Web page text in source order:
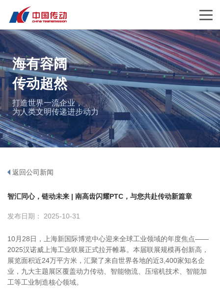
海有容阔
传动超然
打造世界一流企业，
为人类文明传递进步动力
返回公司新闻
智汇同心，链动未来 | 南高齿闪耀PTC，与您共赴传动新篇章
发布日期： 2025-10-31
10月28日，上海新国际博览中心迎来全球工业领域的年度焦点——
2025汉诺威上海工业联展正式拉开帷幕。本届联展规模再创新高，
展览面积近24万平方米，汇聚了来自世界各地的近3,400家知名企
业，九大主题展区覆盖动力传动、智能物流、压缩机技术、智能加
工等工业制造核心领域。